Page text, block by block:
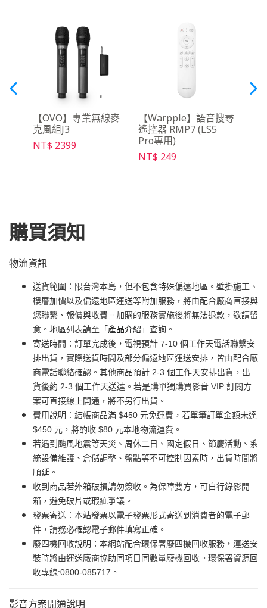
【OVO】專業無線麥
克風組J3
NT$ 2399
【Warpple】語音搜尋
遙控器 RMP7 (LS5
Pro專用)
NT$ 249
購買須知
物流資訊
送貨範圍：限台灣本島，但不包含特殊偏遠地區。壁掛施工、
樓層加價以及偏遠地區運送等附加服務，將由配合廠商直接與
您聯繫、報價與收費。加購的服務實施後將無法退款，敬請留
意。地區列表請至「 產品介紹 」查詢。
寄送時間：訂單完成後，電視預計 7-10 個工作天電話聯繫安
排出貨，實際送貨時間及部分偏遠地區運送安排，皆由配合廠
商電話聯絡確認。其他商品預計 2-3 個工作天安排出貨，出
貨後約 2-3 個工作天送達。若是購單獨購買影音 VIP 訂閱方
案可直接線上開通，將不另行出貨。
費用說明：結帳商品滿 $450 元免運費，若單筆訂單金額未達
$450 元，將酌收 $80 元本地物流運費。
若遇到颱風地震等天災、周休二日、國定假日、節慶活動、系
統設備維護、倉儲調整、盤點等不可控制因素時，出貨時間將
順延。
收到商品若外箱破損請勿簽收。為保障雙方，可自行錄影開
箱，避免破片或瑕疵爭議。
發票寄送：本站發票以電子發票形式寄送到消費者的電子郵
件，請務必確認電子郵件填寫正確。
廢四機回收說明：本網站配合環保署廢四機回收服務，運送安
裝時將由運送廠商協助同項目同數量廢機回收。環保署資源回
收專線:0800-085717。
影音方案開通說明